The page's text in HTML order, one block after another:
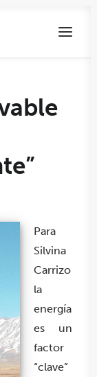
Para
Silvina
Carrizo
la
energía
es un
factor
“clave”